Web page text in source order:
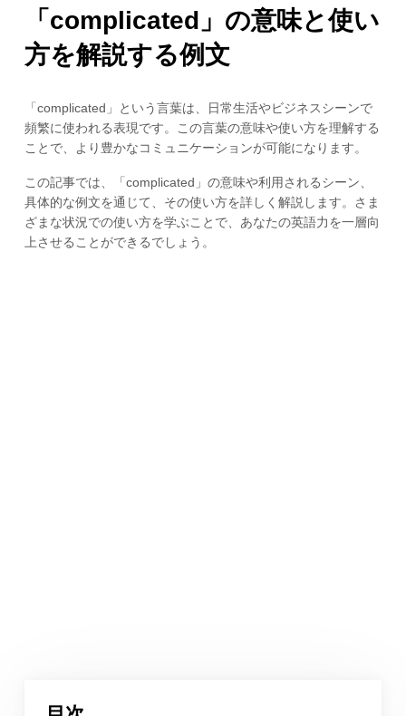
「complicated」の意味と使い
方を解説する例文
「complicated」という言葉は、日常生活やビジネスシーンで
頻繁に使われる表現です。この言葉の意味や使い方を理解する
ことで、より豊かなコミュニケーションが可能になります。
この記事では、「complicated」の意味や利用されるシーン、
具体的な例文を通じて、その使い方を詳しく解説します。さま
ざまな状況での使い方を学ぶことで、あなたの英語力を一層向
上させることができるでしょう。